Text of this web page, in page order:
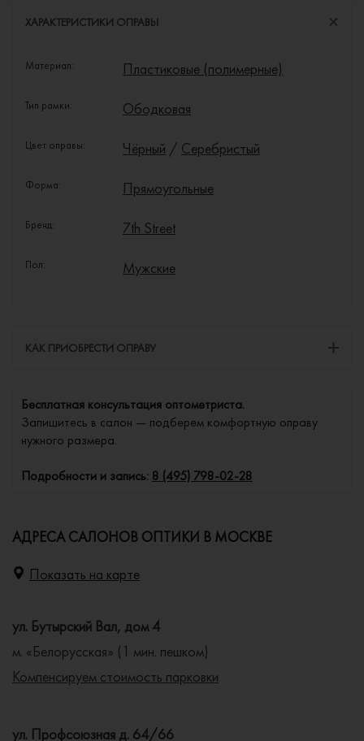
ХАРАКТЕРИСТИКИ ОПРАВЫ
Материал: Пластиковые (полимерные)
Тип рамки: Ободковая
Цвет оправы: Чёрный / Серебристый
Форма: Прямоугольные
Бренд: 7th Street
Пол: Мужские
КАК ПРИОБРЕСТИ ОПРАВУ
Бесплатная консультация оптометриста.
Запишитесь в салон — подберем комфортную оправу
нужного размера.
Подробности и запись: 8 (495) 798-02-28
АДРЕСА САЛОНОВ ОПТИКИ В МОСКВЕ
Показать на карте
ул. Бутырский Вал, дом 4
м. «Белорусская» (1 мин. пешком)
Компенсируем стоимость парковки
ул. Профсоюзная д. 64/66